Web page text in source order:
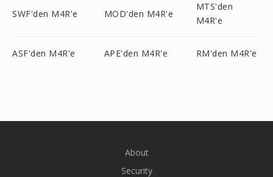
SWF'den M4R'e MOD'den M4R'e
MTS'den
M4R'e
ASF'den M4R'e APE'den M4R'e RM'den M4R'e
About
Security